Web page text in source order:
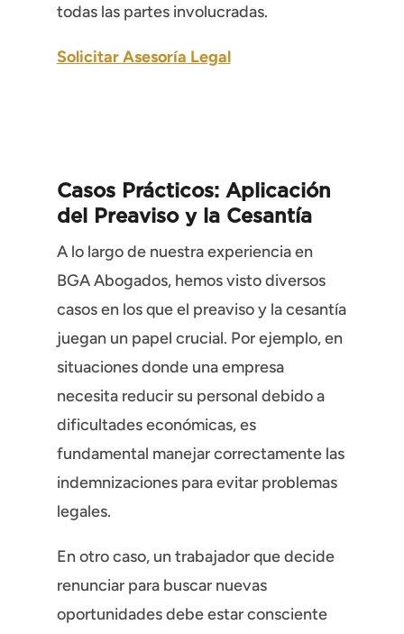
todas las partes involucradas.
Solicitar Asesoría Legal
Casos Prácticos: Aplicación
del Preaviso y la Cesantía
A lo largo de nuestra experiencia en
BGA Abogados, hemos visto diversos
casos en los que el preaviso y la cesantía
juegan un papel crucial. Por ejemplo, en
situaciones donde una empresa
necesita reducir su personal debido a
dificultades económicas, es
fundamental manejar correctamente las
indemnizaciones para evitar problemas
legales.
En otro caso, un trabajador que decide
renunciar para buscar nuevas
oportunidades debe estar consciente